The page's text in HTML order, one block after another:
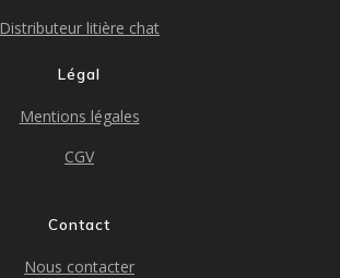
Distributeur litière chat
Légal
Mentions légales
CGV
Contact
Nous contacter